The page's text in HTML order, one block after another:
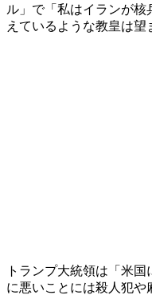
ル」で「私はイランが
えているような教皇は望
トランプ大統領は「米
に悪いことには殺人犯や